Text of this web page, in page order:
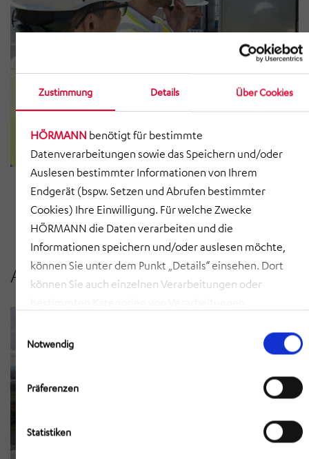
Zustimmung Details Über Cookies
HÖRMANN benötigt für bestimmte
Datenverarbeitungen sowie das Speichern und/oder
Auslesen bestimmter Informationen von Ihrem
Endgerät (bspw. Setzen und Abrufen bestimmter
Cookies) Ihre Einwilligung. Für welche Zwecke
HÖRMANN die Daten verarbeiten und die
Informationen speichern und/oder auslesen möchte,
können Sie unter dem Punkt „Details“ einsehen. Dort
können Sie auch einzelnen Verarbeitungen oder
Sie ein, dass HÖRMANN alle der erläuterten
Informationen speichern sowie auslesen und damit
zusammenhängende Datenverarbeitungen vornehmen
darf, die nicht ohnehin unbedingt erforderlich sind,
stellen kann. Mit Klick auf „AUSWAHL ERLAUBEN“
Notwendig
Präferenzen
Statistiken
Wir sind ein attraktiver Arbeitgeber für
engagierte und leistungsorientierte
Mitarbeiter.
Jetzt Wunschjob aussuchen
Aktuelle Meldungen